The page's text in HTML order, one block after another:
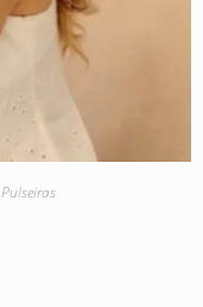
Pulseiras